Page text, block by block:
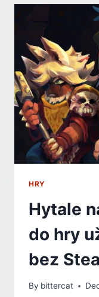
HRY
Hytale
do hry
bez
By bittercat